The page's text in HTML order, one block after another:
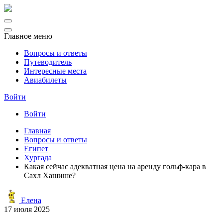
Главное меню
Вопросы и ответы
Путеводитель
Интересные места
Авиабилеты
Войти
Войти
Главная
Вопросы и ответы
Египет
Хургада
Какая сейчас адекватная цена на аренду гольф-кара в
Сахл Хашише?
Елена
17 июля 2025